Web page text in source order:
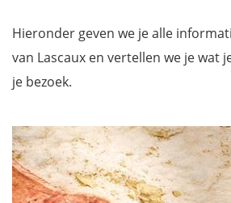
Hieronder geven we je alle
van Lascaux en vertellen we je wat
je bezoek.